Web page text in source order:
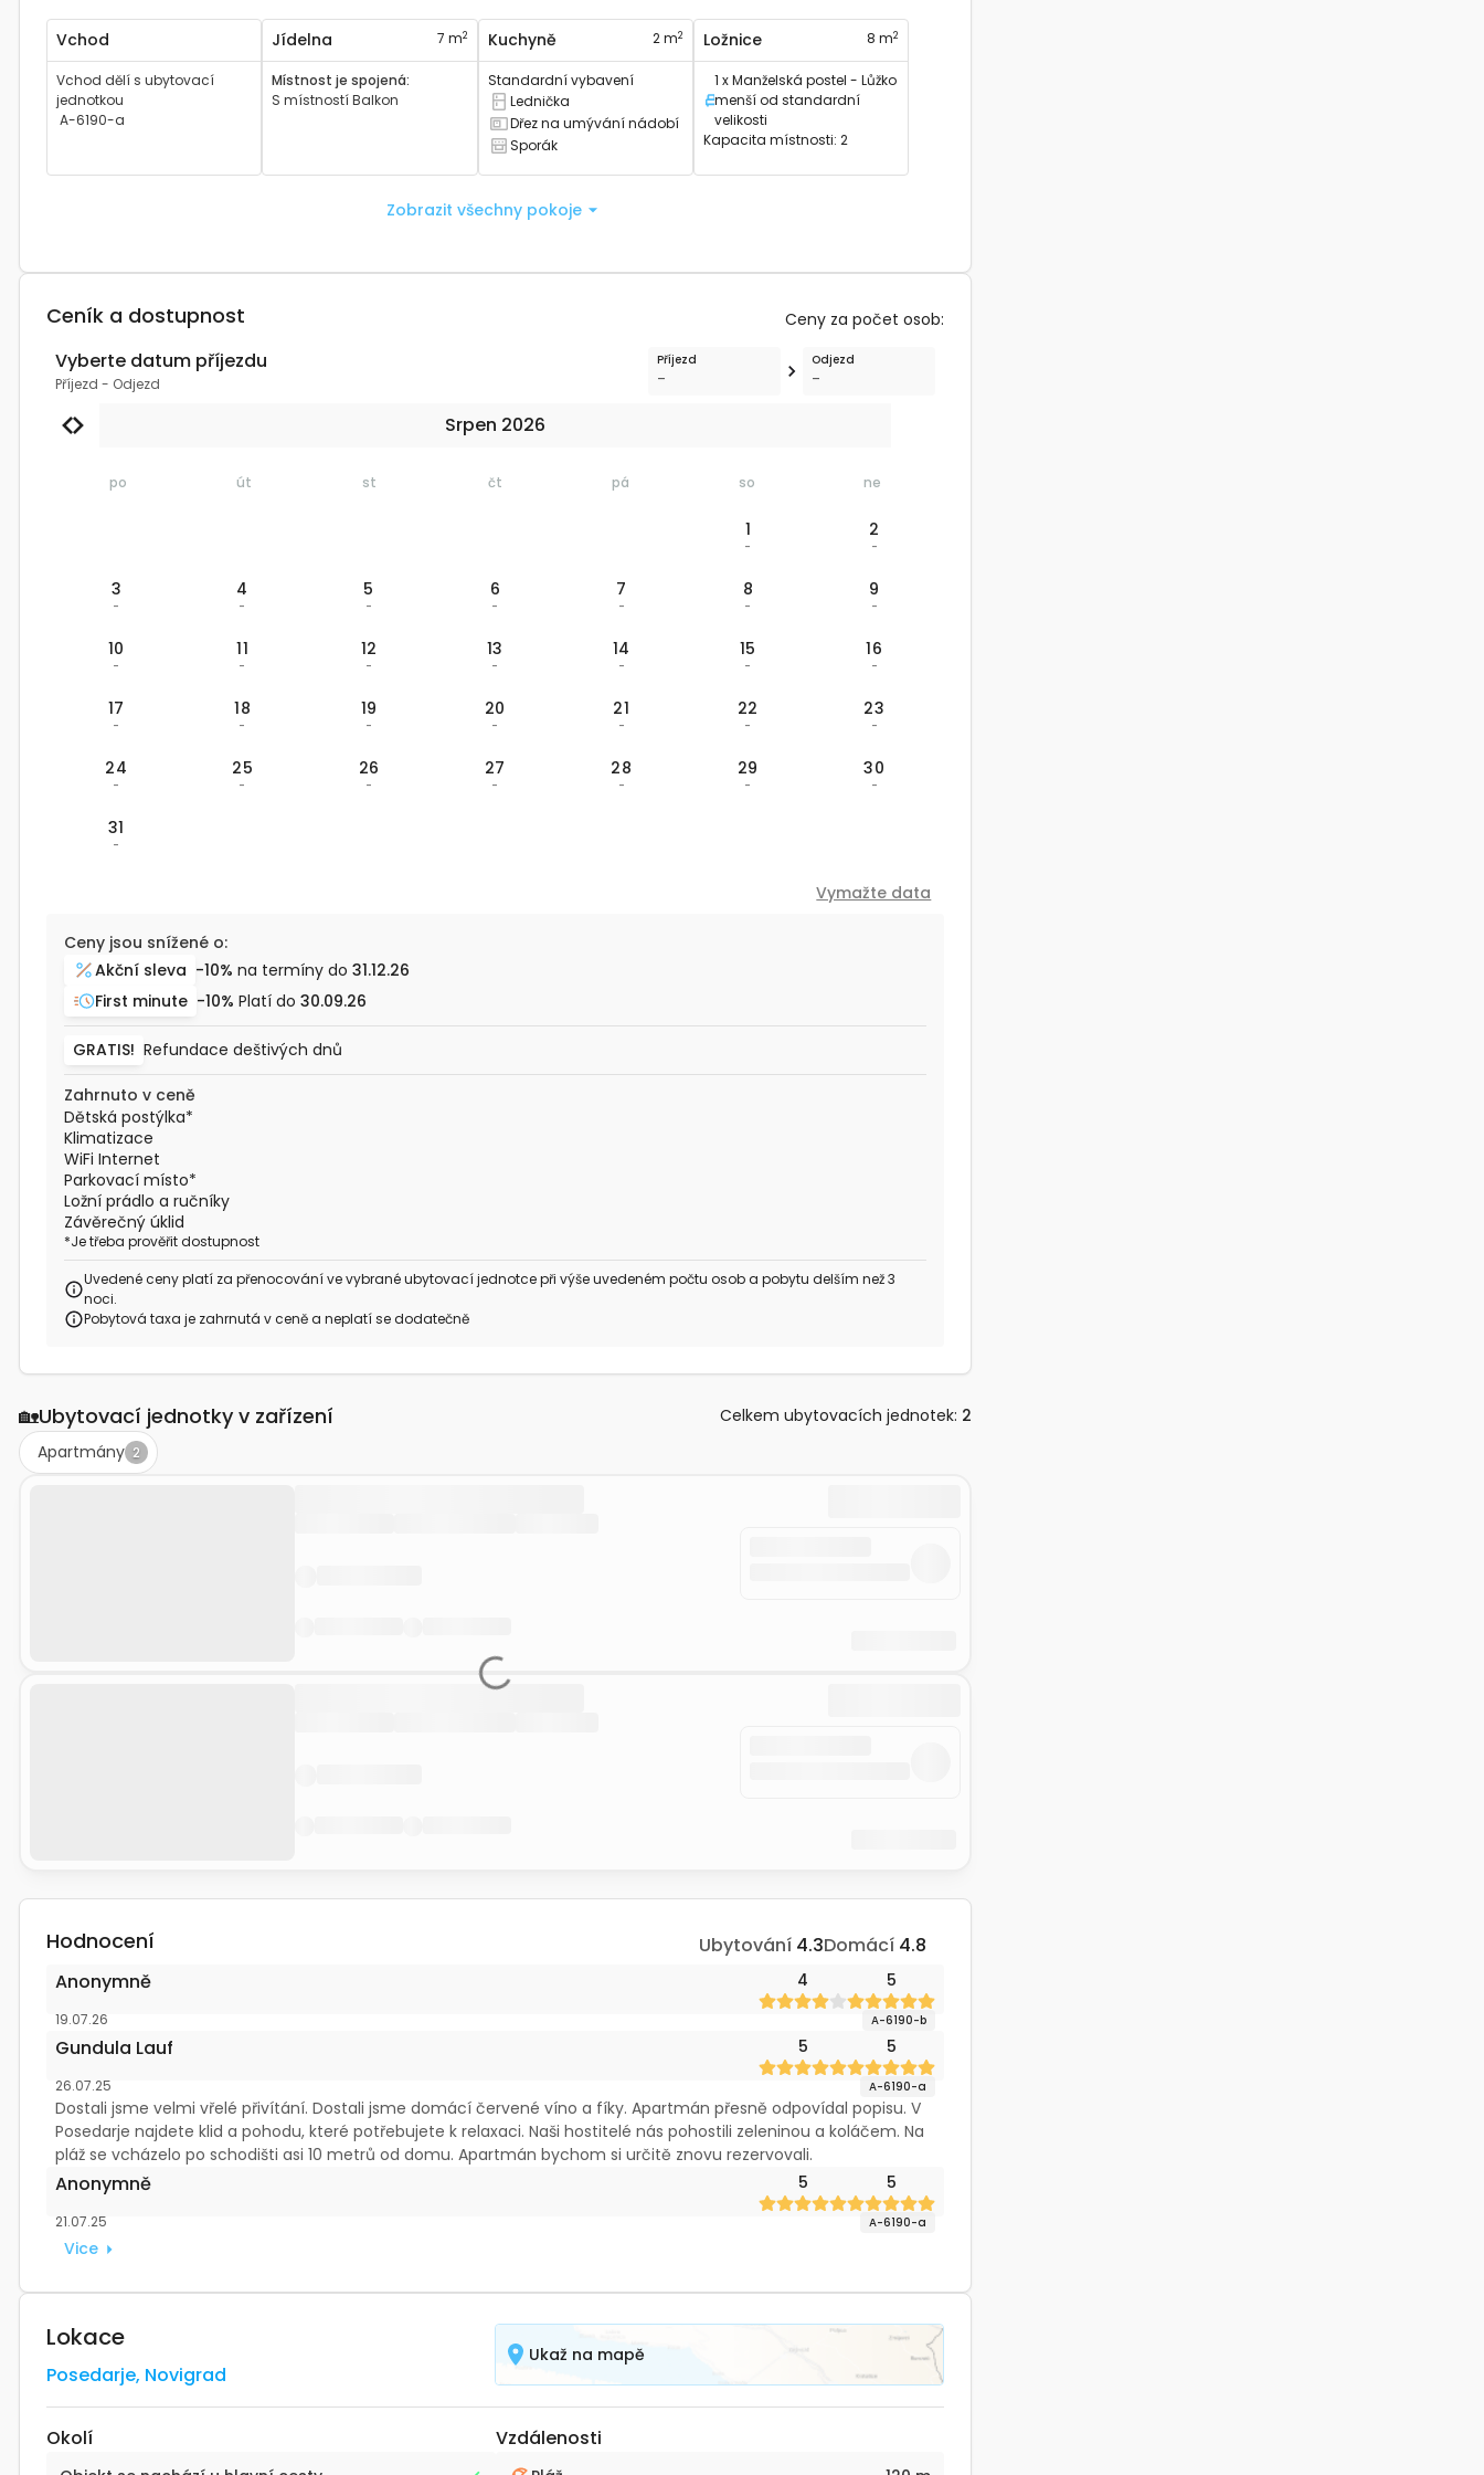
Vchod
Vchod dělí s ubytovací
jednotkou
A-6190-a
Jídelna 7 m2
Místnost je spojená:
S místnostíBalkon
Kuchyně 2 m2
Standardní vybavení
Má lednici
Lednička
Má kuchyňský dřez
Dřez na umývání nádobí
Má sporák
Sporák
Ložnice 8 m2
Lůžko
1 x Manželská postel - Lůžko
menší od standardní
velikosti
Kapacita místnosti: 2
Zobrazit všechny pokoje
Ceník a dostupnost Ceny za počet osob:
Vyberte datum příjezdu
Příjezd - Odjezd
Příjezd
-
Odjezd
-
Srpen 2026
po út st čt pá so ne
1
-
2
-
3
-
4
-
5
-
6
-
7
-
8
-
9
-
10
-
11
-
12
-
13
-
14
-
15
-
16
-
17
-
18
-
19
-
20
-
21
-
22
-
23
-
24
-
25
-
26
-
27
-
28
-
29
-
30
-
31
-
Vymažte data
Ceny jsou snížené o:
Akční sleva -10% na termíny do 31.12.26
First minute -10% Platí do 30.09.26
GRATIS! Refundace deštivých dnů
Zahrnuto v ceně
Dětská postýlka*
Klimatizace
WiFi Internet
Parkovací místo*
Ložní prádlo a ručníky
Závěrečný úklid
*Je třeba prověřit dostupnost
Uvedené ceny platí za přenocování ve vybrané ubytovací jednotce při výše uvedeném počtu osob a pobytu delším než 3
noci.
Pobytová taxa je zahrnutá v ceně a neplatí se dodatečně
🏡Ubytovací jednotky v zařízení Celkem ubytovacích jednotek: 2
Apartmány 2
Hodnocení Ubytování 4.3Domácí 4.8
Anonymně
4 5
19.07.26 A-6190-b
Gundula Lauf 5 5
26.07.25 A-6190-a
Dostali jsme velmi vřelé přivítání. Dostali jsme domácí červené víno a fíky. Apartmán přesně odpovídal popisu. V
Posedarje najdete klid a pohodu, které potřebujete k relaxaci. Naši hostitelé nás pohostili zeleninou a koláčem. Na
pláž se vcházelo po schodišti asi 10 metrů od domu. Apartmán bychom si určitě znovu rezervovali.
Anonymně 5 5
21.07.25 A-6190-a
Vice
Lokace
Posedarje, Novigrad
Ukaž na mapě
Okolí Vzdálenosti